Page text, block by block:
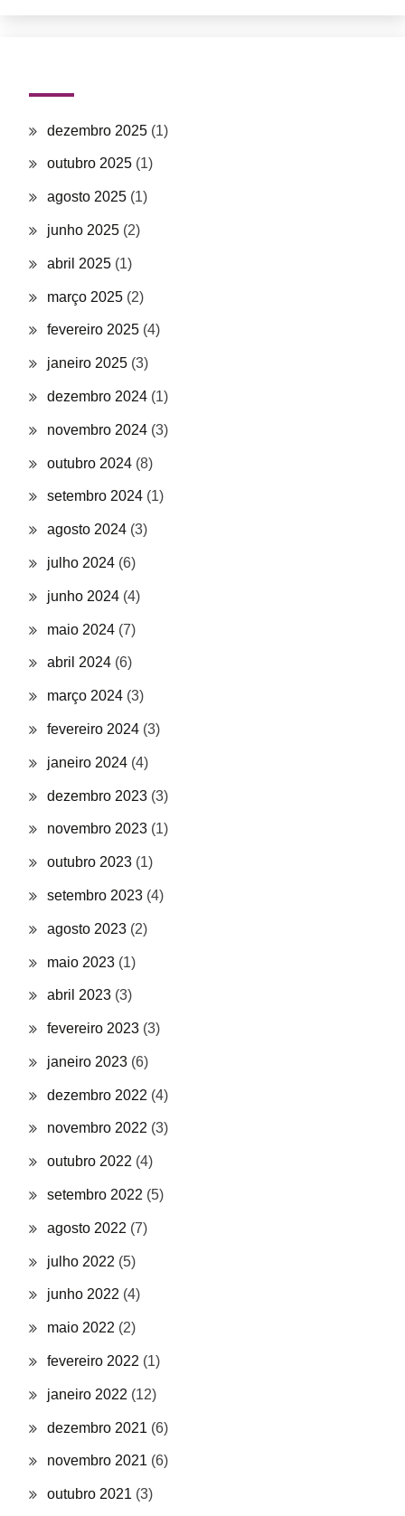
dezembro 2025 (1)
outubro 2025 (1)
agosto 2025 (1)
junho 2025 (2)
abril 2025 (1)
março 2025 (2)
fevereiro 2025 (4)
janeiro 2025 (3)
dezembro 2024 (1)
novembro 2024 (3)
outubro 2024 (8)
setembro 2024 (1)
agosto 2024 (3)
julho 2024 (6)
junho 2024 (4)
maio 2024 (7)
abril 2024 (6)
março 2024 (3)
fevereiro 2024 (3)
janeiro 2024 (4)
dezembro 2023 (3)
novembro 2023 (1)
outubro 2023 (1)
setembro 2023 (4)
agosto 2023 (2)
maio 2023 (1)
abril 2023 (3)
fevereiro 2023 (3)
janeiro 2023 (6)
dezembro 2022 (4)
novembro 2022 (3)
outubro 2022 (4)
setembro 2022 (5)
agosto 2022 (7)
julho 2022 (5)
junho 2022 (4)
maio 2022 (2)
fevereiro 2022 (1)
janeiro 2022 (12)
dezembro 2021 (6)
novembro 2021 (6)
outubro 2021 (3)